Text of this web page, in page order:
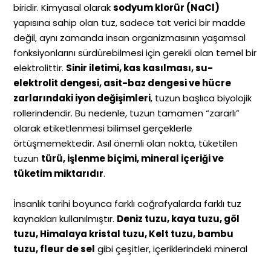
biridir. Kimyasal olaraksodyum klorür (NaCl)
yapısına sahip olan tuz, sadece tat verici bir madde
değil, aynı zamanda insan organizmasının yaşamsal
fonksiyonlarını sürdürebilmesi için gerekli olan temel bir
elektrolittir. Sinir iletimi, kas kasılması, su-
elektrolit dengesi, asit-baz dengesi ve hücre
zarlarındaki iyon değişimleri, tuzun başlıca biyolojik
rollerindendir. Bu nedenle, tuzun tamamen “zararlı”
olarak etiketlenmesi bilimsel gerçeklerle
örtüşmemektedir. Asıl önemli olan nokta, tüketilen
tuzun türü, işlenme biçimi, mineral içeriği ve
tüketim miktarıdır.
İnsanlık tarihi boyunca farklı coğrafyalarda farklı tuz
kaynakları kullanılmıştır. Deniz tuzu, kaya tuzu, göl
tuzu, Himalaya kristal tuzu, Kelt tuzu, bambu
tuzu, fleur de sel gibi çeşitler, içeriklerindeki mineral